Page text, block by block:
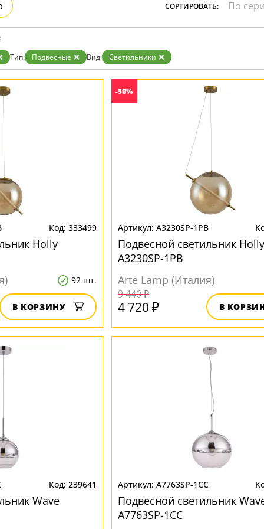
Прозрачные
Черные
СОРТИРОВАТЬ:
Тип:
Подвесные Вид: Светильники
333499
Нolly
92 шт.
В КОРЗИНУ
-50%
A3230SP-1PB
Подвесной светильник Нolly
A3230SP-1PB
Arte Lamp (Италия)
9 440 ₽
4 720 ₽ В
239641
Wave
A7763SP-1CC
Подвесной светильник
A7763SP-1CC